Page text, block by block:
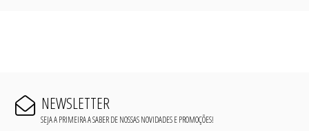
NEWSLETTER
SEJA A PRIMEIRA A SABER DE NOSSAS NOVIDADES E PROMOÇÕES!